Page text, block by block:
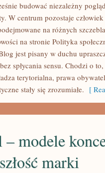
budować niezależny
W centrum pozostaje
na różnych
na stronie Polityka
jest pisany w duchu
spłycania sensu. Chodzi o
terytorialna, prawa
stały się zrozumiałe. [
– modele
marki